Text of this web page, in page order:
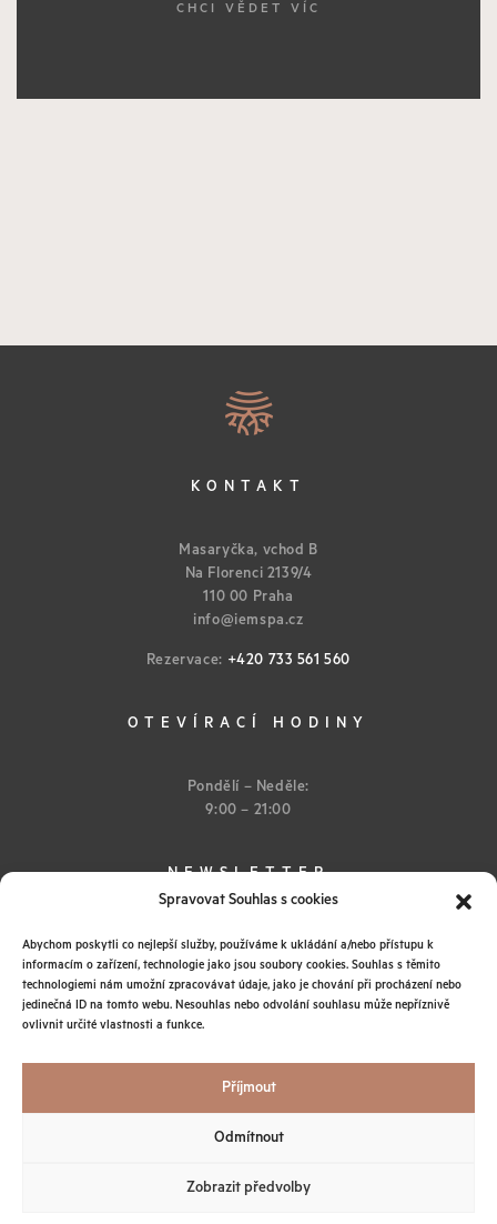
Spravovat Souhlas s cookies
Abychom poskytli co nejlepší služby, používáme k ukládání a/nebo přístupu k
informacím o zařízení, technologie jako jsou soubory cookies. Souhlas s těmito
technologiemi nám umožní zpracovávat údaje, jako je chování při procházení nebo
jedinečná ID na tomto webu. Nesouhlas nebo odvolání souhlasu může nepříznivě
ovlivnit určité vlastnosti a funkce.
Příjmout
Odmítnout
Zobrazit předvolby
CHCI VĚDET VÍC
KONTAKT
Masaryčka, vchod B
Na Florenci 2139/4
110 00 Praha
info@iemspa.cz
Rezervace: +420 733 561 560
OTEVÍRACÍ HODINY
Pondělí – Neděle:
9:00 – 21:00
NEWSLETTER
Instagram Obchodní podmínky
© 2026 IEM SPA
Všechna práva vyhrazena
soukromí
a podmínkami používání